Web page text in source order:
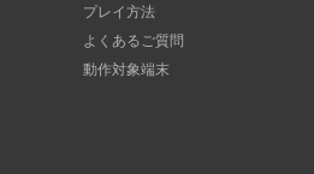
プレイ方法
よくあるご質問
動作対象端末